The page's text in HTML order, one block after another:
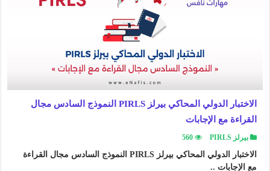
الاختبار الدولي المحاكي بيرلز PIRLS النموذج السادس مجال
القراءة مع الإجابات
بيرلز PIRLS 560
الاختبار الدولي المحاكي بيرلز PIRLS النموذج السادس مجال القراءة
مع الإجابات ..